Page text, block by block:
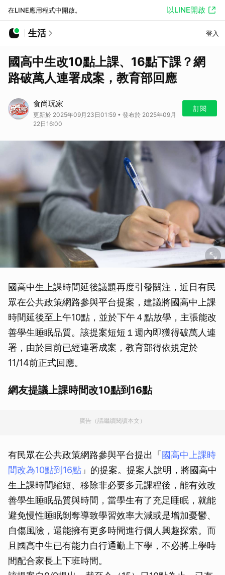
在LINE應用程式中開啟。 以LINE開啟
生活 登入
國高中生改10點上課、16點下課？網
路破萬人連署成案，教育部回應
食尚玩家
更新於 2025年09月23日01:59 • 發布於 2025年09月
22日16:00
訂閱
國高中生上課時間延後議題再度引發關注，近日有民
眾在公共政策網路參與平台提案，建議將國高中上課
時間延後至上午10點，並於下午４點放學，主張能改
善學生睡眠品質。該提案短短１週內即獲得破萬人連
署，由於目前已經連署成案，教育部得依規定於
11/14前正式回應。
網友提議上課時間改10點到16點
廣告（請繼續閱讀本文）
有民眾在公共政策網路參與平台提出「國高中上課時
間改為10點到16點 」的提案。提案人說明，將國高中
生上課時間縮短、移除非必要多元課程後，能有效改
善學生睡眠品質與時間，當學生有了充足睡眠，就能
避免慢性睡眠剝奪導致學習效率大減或是增加憂鬱、
自傷風險，還能擁有更多時間進行個人興趣探索。而
且國高中生已有能力自行通勤上下學，不必將上學時
間配合家長上下班時間。